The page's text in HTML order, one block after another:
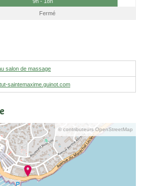
Fermé
salon de massage
saintemaxime.guinot.com
© contributeurs OpenStreetMap